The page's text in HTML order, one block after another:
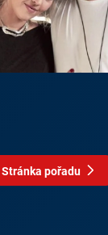
Stránka pořadu